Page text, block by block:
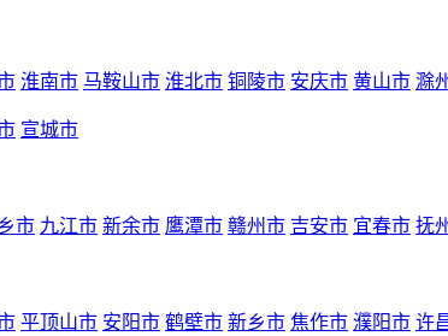
淮南市 马鞍山市 淮北市 铜陵市 安庆市 黄山市 滁
宣城市
市 九江市 新余市 鹰潭市 赣州市 吉安市 宜春市 抚
平顶山市 安阳市 鹤壁市 新乡市 焦作市 濮阳市 许